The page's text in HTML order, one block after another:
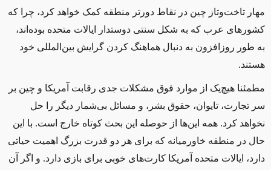
مهار تاختوتاز چین در نقاط دورتر منطقه کمک خواهد کرد، چرا که
کشورهای عرب که به شکل سنتی دوستد ار ایالات متحده بوده اند،
به طور روزافزون به دنبال هماهنگ کردن گرایش بین المللی خود
هستند.
مطمئنا هیچیک از موارد فوق مشکلات جدی رقابت آمریکا و چین بر
سر تجارت، تایوان، حقوق بشر، و مسائل بیشمار دیگر را حل
نخواهد کرد. همه اینها از حوصله این بحث کوتاه خارج است. با این
حال در منطقه خاورمیانه که برای هر دو قدرت بزرگ اهمیت حیاتی
دارد، ایالات متحده آمریکا کارتهای خوبی برای بازی دارد. و اگر آن